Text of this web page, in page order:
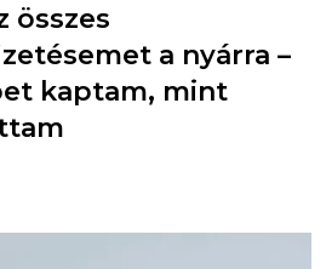
összes
a nyárra –
kaptam, mint